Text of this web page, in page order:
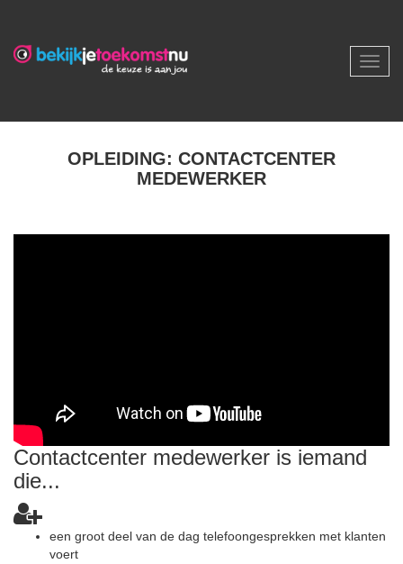
OPLEIDING: CONTACTCENTER
MEDEWERKER
Contactcenter medewerker is iemand
die...
een groot deel van de dag telefoongesprekken met klanten
voert